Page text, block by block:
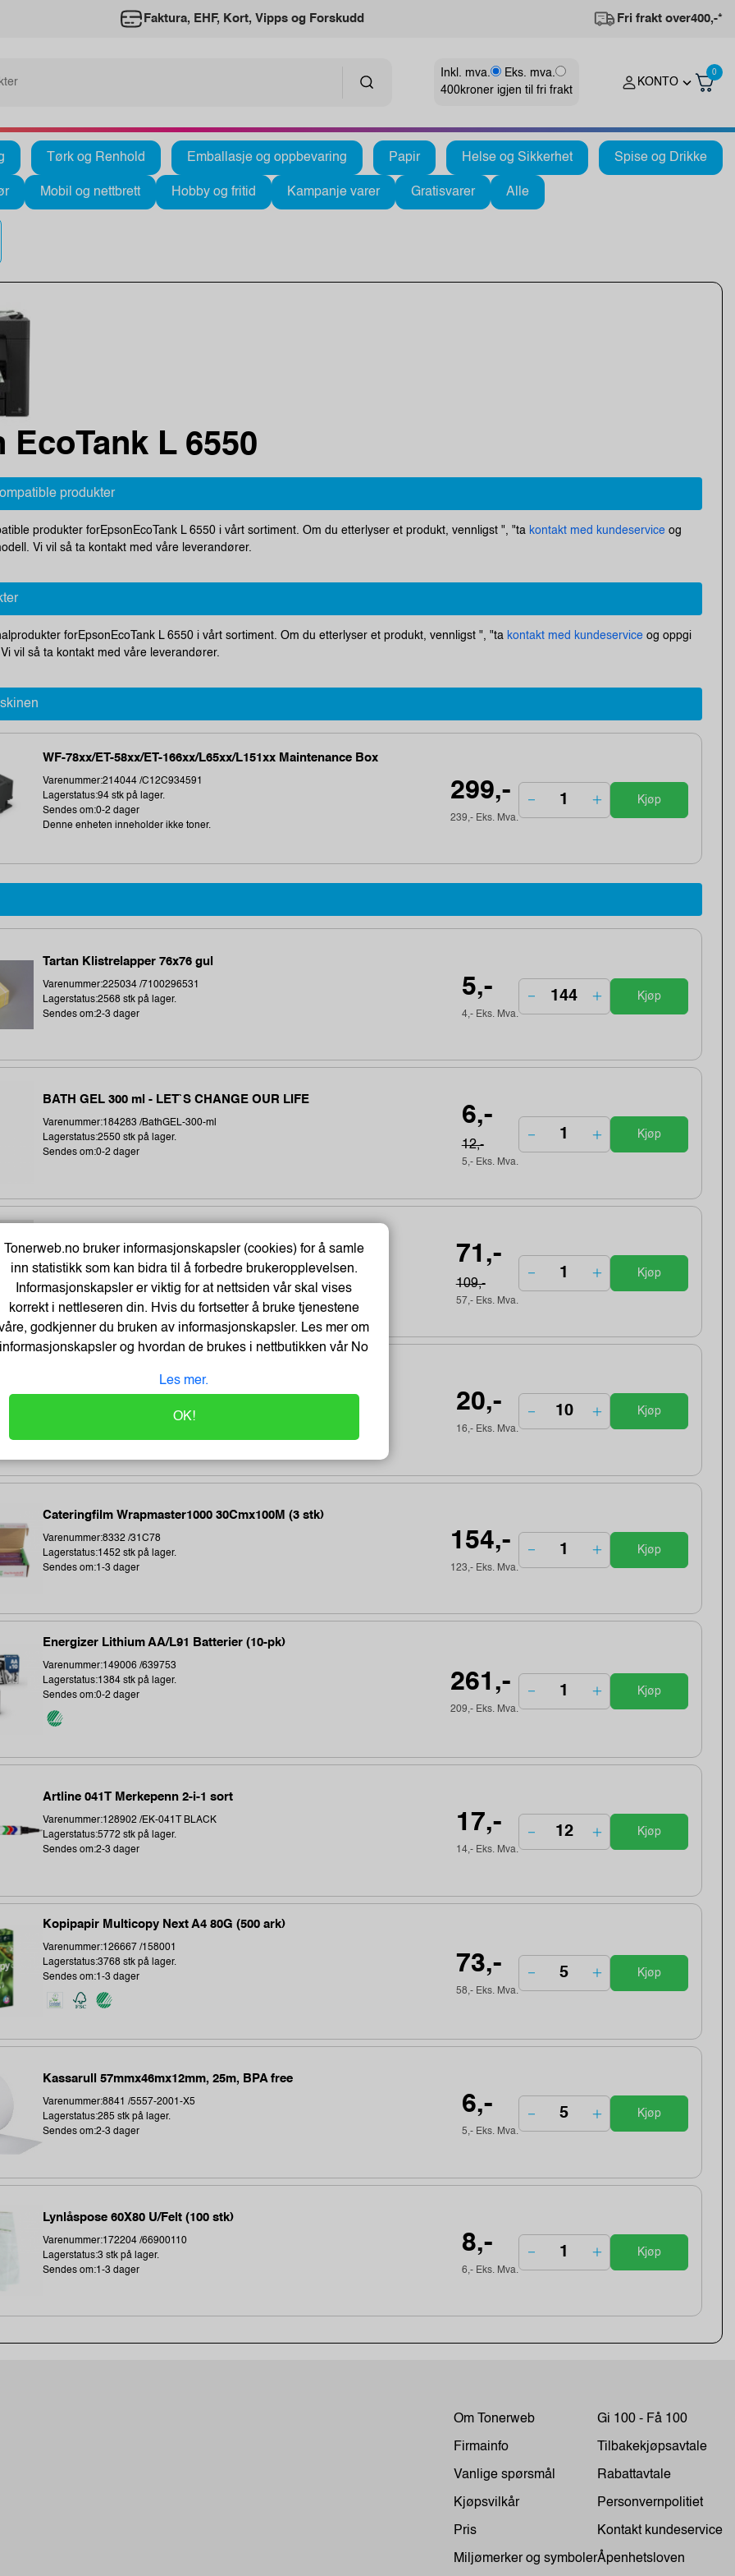
Faktura, EHF, Kort, Vipps og Forskudd Fri frakt over400,-*
Inkl. mva.
Eks. mva.
400kroner igjen til fri frakt
KONTO
0
Tørk og Renhold Emballasje og oppbevaring Papir Helse og Sikkerhet Spise og Drikke
Mobil og nettbrett Hobby og fritid Kampanje varer Gratisvarer Alle
EcoTank L 6550
produkter
produkter forEpsonEcoTank L 6550 i vårt sortiment. Om du etterlyser et produkt, vennligst ", "ta kontakt med kundeservice og
Vi vil så ta kontakt med våre leverandører.
forEpsonEcoTank L 6550 i vårt sortiment. Om du etterlyser et produkt, vennligst ", "ta kontakt med kundeservice og oppgi
vil så ta kontakt med våre leverandører.
WF-78xx/ET-58xx/ET-166xx/L65xx/L151xx Maintenance Box
Varenummer:214044 /C12C934591
Lagerstatus:94 stk på lager.
Sendes om:0-2 dager
Denne enheten inneholder ikke toner.
299,-
239,- Eks. Mva.
Kjøp
Tartan Klistrelapper 76x76 gul
Varenummer:225034 /7100296531
Lagerstatus:2568 stk på lager.
Sendes om:2-3 dager
5,-
4,- Eks. Mva.
Kjøp
BATH GEL 300 ml - LET`S CHANGE OUR LIFE
Varenummer:184283 /BathGEL-300-ml
Lagerstatus:2550 stk på lager.
Sendes om:0-2 dager
6,-
12,-
5,- Eks. Mva.
Kjøp
Varenummer:329900 /
Sendes om:0-2 dager
71,-
109,-
57,- Eks. Mva.
Kjøp
Earphones Saver 3.5 mm MiniJack, Black (BULK)
Lagerstatus:1411 stk på lager.
20,-
16,- Eks. Mva.
Kjøp
Cateringfilm Wrapmaster1000 30Cmx100M (3 stk)
Varenummer:8332 /31C78
Lagerstatus:1452 stk på lager.
Sendes om:1-3 dager
154,-
123,- Eks. Mva.
Kjøp
Energizer Lithium AA/L91 Batterier (10-pk)
Varenummer:149006 /639753
Lagerstatus:1384 stk på lager.
Sendes om:0-2 dager
261,-
209,- Eks. Mva.
Kjøp
Artline 041T Merkepenn 2-i-1 sort
Varenummer:128902 /EK-041T BLACK
Lagerstatus:5772 stk på lager.
Sendes om:2-3 dager
17,-
14,- Eks. Mva.
Kjøp
Kopipapir Multicopy Next A4 80G (500 ark)
Varenummer:126667 /158001
Lagerstatus:3768 stk på lager.
Sendes om:1-3 dager
73,-
58,- Eks. Mva.
Kjøp
Kassarull 57mmx46mx12mm, 25m, BPA free
Varenummer:8841 /5557-2001-X5
Lagerstatus:285 stk på lager.
Sendes om:2-3 dager
6,-
5,- Eks. Mva.
Kjøp
Lynlåspose 60X80 U/Felt (100 stk)
Varenummer:172204 /66900110
Lagerstatus:3 stk på lager.
Sendes om:1-3 dager
8,-
6,- Eks. Mva.
Kjøp
Om Tonerweb
Firmainfo
Vanlige spørsmål
Kjøpsvilkår
Pris
Miljømerker og symboler
Gi 100 - Få 100
Tilbakekjøpsavtale
Rabattavtale
Personvernpolitiet
Kontakt kundeservice
Åpenhetsloven
Tonerweb.no bruker informasjonskapsler (cookies) for å samle
inn statistikk som kan bidra til å forbedre brukeropplevelsen.
Informasjonskapsler er viktig for at nettsiden vår skal vises
korrekt i nettleseren din. Hvis du fortsetter å bruke tjenestene
godkjenner du bruken av informasjonskapsler. Les mer om
informasjonskapsler og hvordan de brukes i nettbutikken vårNo
Les mer.
OK!